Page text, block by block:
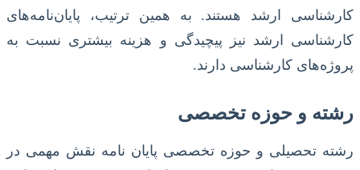
کارشناسی ارشد هستند. به همین ترتیب، پایان‌نامه‌های
کارشناسی ارشد نیز پیچیدگی و هزینه بیشتری نسبت به
پروژه‌های کارشناسی دارند.
رشته و حوزه تخصصی
رشته تحصیلی و حوزه تخصصی پایان نامه نقش مهمی در